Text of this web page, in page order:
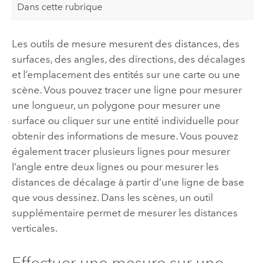
Dans cette rubrique
Les outils de mesure mesurent des distances, des
surfaces, des angles, des directions, des décalages
et l’emplacement des entités sur une carte ou une
scène. Vous pouvez tracer une ligne pour mesurer
une longueur, un polygone pour mesurer une
surface ou cliquer sur une entité individuelle pour
obtenir des informations de mesure. Vous pouvez
également tracer plusieurs lignes pour mesurer
l’angle entre deux lignes ou pour mesurer les
distances de décalage à partir d’une ligne de base
que vous dessinez. Dans les scènes, un outil
supplémentaire permet de mesurer les distances
verticales.